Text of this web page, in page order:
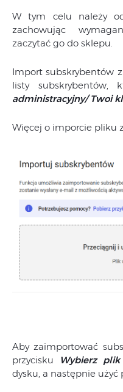
W tym celu należy
zachowując
zaczytać go do sklepu.
Import subskrybentów
listy
administracyjny/ Twoi
Więcej o imporcie pliku
Aby zaimportować
przycisku Wybierz plik
dysku, a następnie użyć